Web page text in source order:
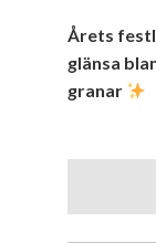
Årets
glänsa
granar